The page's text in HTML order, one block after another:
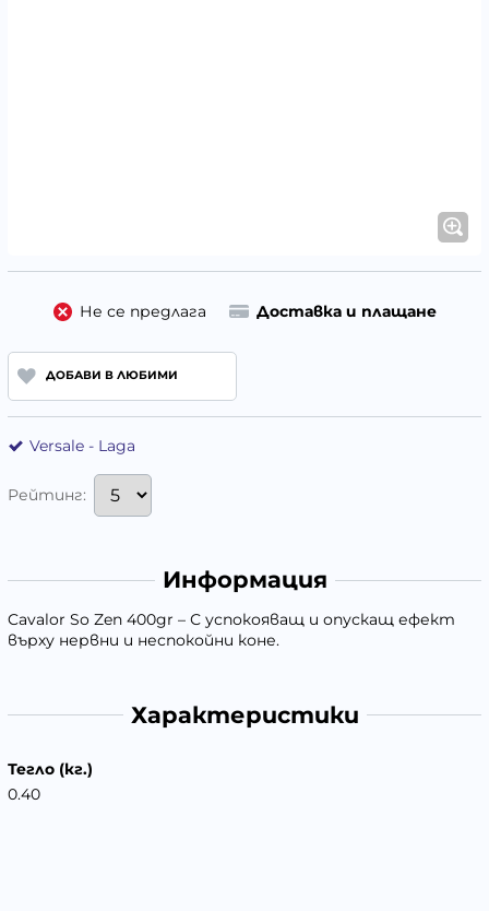
Не се предлага Доставка и плащане
ДОБАВИ В ЛЮБИМИ
Versale - Laga
Рейтинг:
Информация
Cavalor So Zen 400gr – С успокояващ и опускащ ефект
върху нервни и неспокойни коне.
Характеристики
Тегло (кг.)
0.40